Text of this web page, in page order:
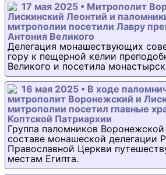
17 мая 2025 • Митрополит
Лискинский Леонтий и
митрополии посетили Лавру
Антония Великого
Делегация монашествующих
гору к пещерной келии
Великого и посетила
16 мая 2025 • В ходе
митрополит Воронежский и
митрополии посетил главные
Коптской Патриархии
Группа паломников
составе монашеской делегации
Православной Церкви
местам Египта.